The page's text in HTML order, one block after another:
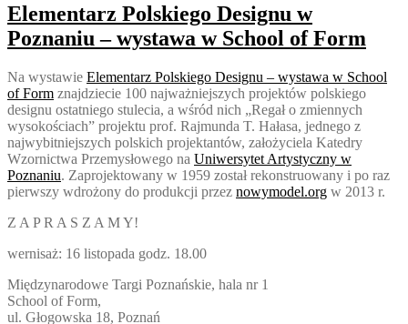
Elementarz Polskiego Designu w
Poznaniu – wystawa w School of Form
Na wystawie Elementarz Polskiego Designu – wystawa w School
of Form znajdziecie 100 najważniejszych projektów polskiego
designu ostatniego stulecia, a wśród nich „Regał o zmiennych
wysokościach” projektu prof. Rajmunda T. Hałasa, jednego z
najwybitniejszych polskich projektantów, założyciela Katedry
Wzornictwa Przemysłowego na Uniwersytet Artystyczny w
Poznaniu. Zaprojektowany w 1959 został rekonstruowany i po raz
pierwszy wdrożony do produkcji przez nowymodel.org w 2013 r.
Z A P R A S Z A M Y!
wernisaż: 16 listopada godz. 18.00
Międzynarodowe Targi Poznańskie, hala nr 1
School of Form,
ul. Głogowska 18, Poznań